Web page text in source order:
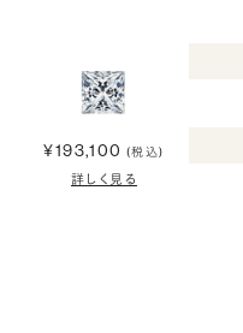
¥193,100 (税込)
詳しく見る